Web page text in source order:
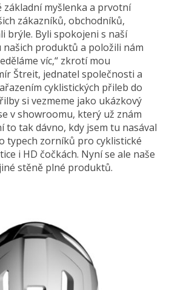
základní myšlenka a prvotní
zákazníků, obchodníků,
brýle. Byli spokojeni s naší
produktů a položili nám
víc,“ zkrotí mou
Štreit, jednatel společnosti a
cyklistických přileb do
si vezmeme jako ukázkový
v showroomu, který už znám
to tak dávno, kdy jsem tu nasával
typech zorníků pro cyklistické
i HD čočkách. Nyní se ale naše
stěně plné produktů.